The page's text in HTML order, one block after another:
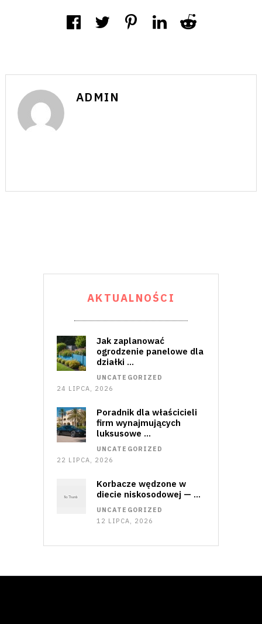
ADMIN
AKTUALNOŚCI
Jak zaplanować
ogrodzenie panelowe dla
działki …
UNCATEGORIZED
24 LIPCA, 2026
Poradnik dla właścicieli
firm wynajmujących
luksusowe …
UNCATEGORIZED
22 LIPCA, 2026
Korbacze wędzone w
diecie niskosodowej — …
UNCATEGORIZED
12 LIPCA, 2026